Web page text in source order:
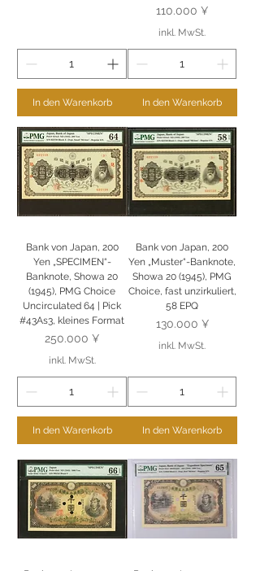
In den Warenkorb
Preis
110.000 ¥
inkl. MwSt.
In den Warenkorb
Bank von Japan, 200
Yen „SPECIMEN“-
Banknote, Showa 20
(1945), PMG Choice
Uncirculated 64 | Pick
#43As3, kleines Format
Preis
250.000 ¥
inkl. MwSt.
In den Warenkorb
Bank von Japan, 200
Yen „Muster“-Banknote,
Showa 20 (1945), PMG
Choice, fast unzirkuliert,
58 EPQ
Preis
130.000 ¥
inkl. MwSt.
In den Warenkorb